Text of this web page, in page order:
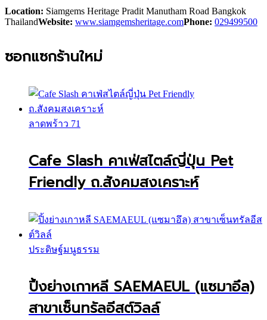
Location: Siamgems Heritage Pradit Manutham Road Bangkok
ThailandWebsite: www.siamgemsheritage.comPhone: 029499500
ซอกแซกร้านใหม่
ลาดพร้าว 71
Cafe Slash คาเฟ่สไตล์ญี่ปุ่น Pet
Friendly ถ.สังคมสงเคราะห์
ประดิษฐ์มนูธรรม
ปิ้งย่างเกาหลี SAEMAEUL (แซมาอึล)
สาขาเซ็นทรัลอีสต์วิลล์